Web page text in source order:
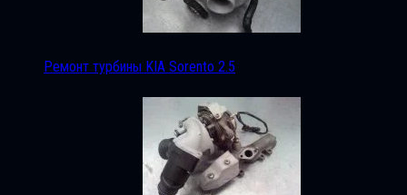
Ремонт турбины KIA Sorento 2.5